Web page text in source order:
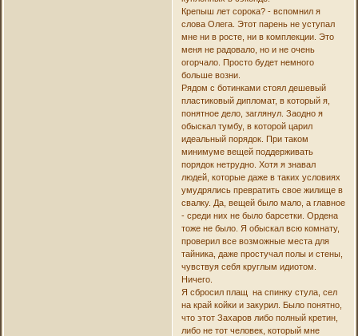
Крепыш лет сорока? - вспомнил я
слова Олега. Этот парень не уступал
мне ни в росте, ни в комплекции. Это
меня не радовало, но и не очень
огорчало. Просто будет немного
больше возни.
Рядом с ботинками стоял дешевый
пластиковый дипломат, в который я,
понятное дело, заглянул. Заодно я
обыскал тумбу, в которой царил
идеальный порядок. При таком
минимуме вещей поддерживать
порядок нетрудно. Хотя я знавал
людей, которые даже в таких условиях
умудрялись превратить свое жилище в
свалку. Да, вещей было мало, а главное
- среди них не было барсетки. Ордена
тоже не было. Я обыскал всю комнату,
проверил все возможные места для
тайника, даже простучал полы и стены,
чувствуя себя круглым идиотом.
Ничего.
Я сбросил плащ на спинку стула, сел
на край койки и закурил. Было понятно,
что этот Захаров либо полный кретин,
либо не тот человек, который мне